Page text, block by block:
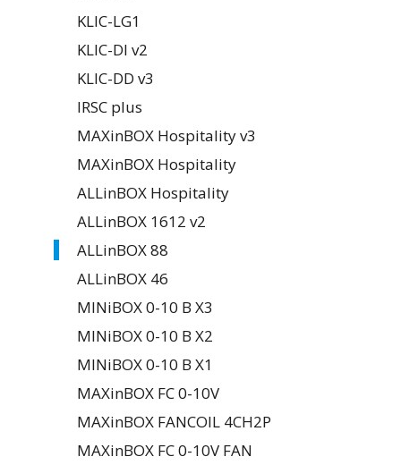
KLIC-LG1
KLIC-DI v2
KLIC-DD v3
IRSC plus
MAXinBOX Hospitality v3
MAXinBOX Hospitality
ALLinBOX Hospitality
ALLinBOX 1612 v2
ALLinBOX 88
ALLinBOX 46
MINiBOX 0-10 В X3
MINiBOX 0-10 В X2
MINiBOX 0-10 В X1
MAXinBOX FC 0-10V
MAXinBOX FANCOIL 4CH2P
MAXinBOX FC 0-10V FAN